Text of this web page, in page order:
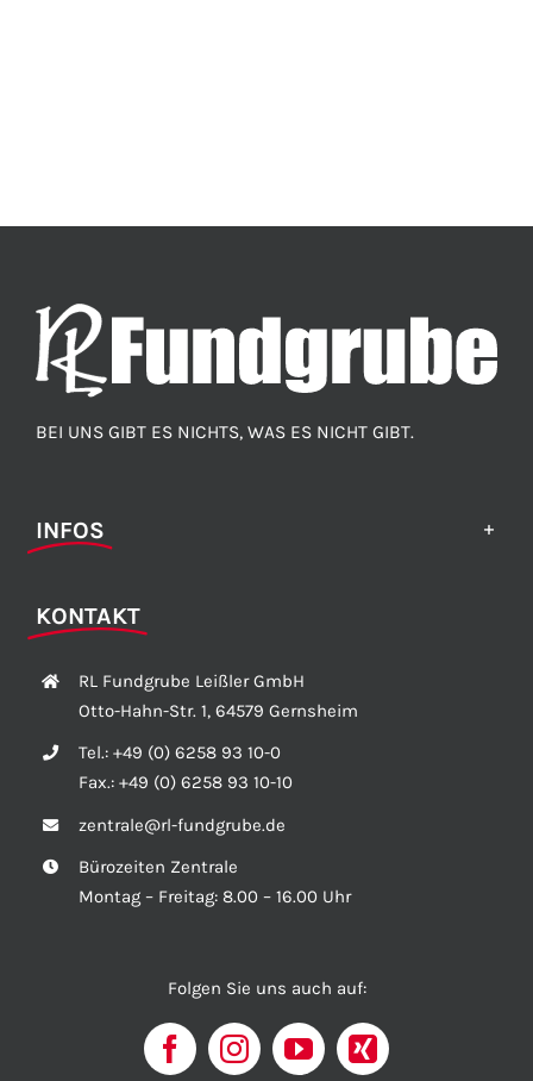
BEI UNS GIBT ES NICHTS, WAS ES NICHT GIBT.
Folgen Sie uns auch auf:
INFOS
KONTAKT
RL Fundgrube Leißler GmbH
Otto-Hahn-Str. 1, 64579 Gernsheim
Tel.: +49 (0) 6258 93 10-0
Fax.: +49 (0) 6258 93 10-10
zentrale@rl-fundgrube.de
Bürozeiten Zentrale
Montag – Freitag: 8.00 – 16.00 Uhr